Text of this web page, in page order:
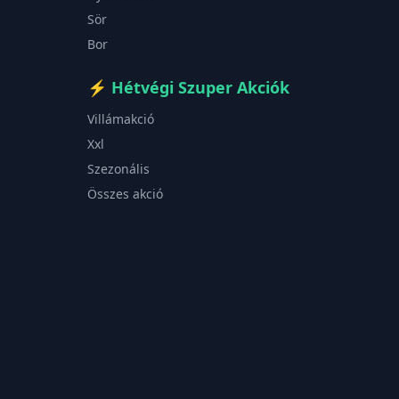
Sör
Bor
⚡ Hétvégi Szuper Akciók
Villámakció
Xxl
Szezonális
Összes akció